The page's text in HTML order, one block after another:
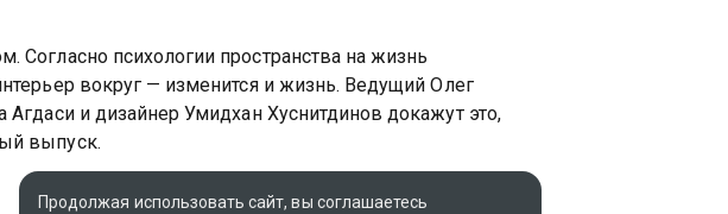
психологии пространства на жизнь
вокруг — изменится и жизнь. Ведущий Олег
Агдаси и дизайнер Умидхан Хуснитдинов докажут это,
выпуск.
Оригинальное название
Продолжая использовать сайт, вы соглашаетесь